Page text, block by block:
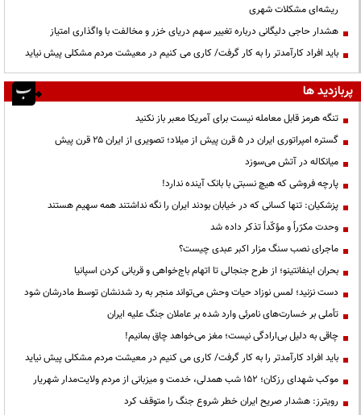
ریشه‌ای مشکلات شهری
هشدار حاجی دلیگانی درباره تغییر سهم دریای خزر و مخالفت با واگذاری امتیاز
باید افراد کارآمدتر را به کار گرفت/ کاری می کنیم در معیشت مردم مشکلی پیش نیاید
پربازدید ها
تنگه هرمز قابل معامله نیست برای آمریکا معبر باز نکنید
گستره امپراتوری ایران در ۵ قرن پیش از میلاد؛ تصویری از ایران ۲۵ قرن پیش
میانکاله در آتش می‌سوزد
پارچه فروشی که هیچ نسبتی با بانک آینده ندارد!
پزشکیان: تنها کسانی که در خیابان بودند ایران را نگه نداشتند همه سهیم هستند
وحدت مکرّراً و مؤکّداً تذکر داده شد
ماجرای نصب سنگ مزار اکبر عبدی چیست؟
بحران اینفانتینو؛ از طرح جنجالی تا اتهام باج‌خواهی و قربانی کردن اسپانیا
دست نزنید؛ لمس نوزاد حیات وحش می‌تواند منجر به رد شدنشان توسط مادرشان شود
تأملی بر خسارت‌های نامرئی وارد شده بر عاملان جنگ علیه ایران
چاقی به دلیل بی‌ارادگی نیست؛ مغز می‌خواهد چاق بمانیم!
باید افراد کارآمدتر را به کار گرفت/ کاری می کنیم در معیشت مردم مشکلی پیش نیاید
موکب شهدای رزکان؛ ۱۵۲ شب همدلی، خدمت و میزبانی از مردم ولایت‌مدار شهریار
رویترز: هشدار صریح ایران خطر شروع جنگ را متوقف کرد